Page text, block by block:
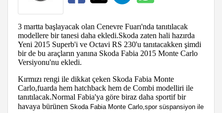
3 martta başlayacak olan Cenevre Fuarı'nda tanıtılacak
modellere bir tanesi daha ekledi.Skoda zaten hali hazırda
Yeni 2015 Superb'i ve Octavi RS 230'u tanıtacakken şimdi
bir de bu araçların yanına Skoda Fabia 2015 Monte Carlo
Versiyonu'nu ekledi.
Kırmızı rengi ile dikkat çeken Skoda Fabia Monte
Carlo,fuarda hem hatchback hem de Combi modelliri ile
tanıtılacak.Normal Fabia'ya göre biraz daha sportif bir
havaya bürünen Skoda Fabia Monte Carlo,spor süspansiyon ile